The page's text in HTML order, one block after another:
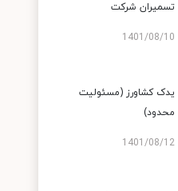
تسمیران شرکت
1401/08/10
یدک کشاورز (مسئولیت
محدود)
1401/08/12